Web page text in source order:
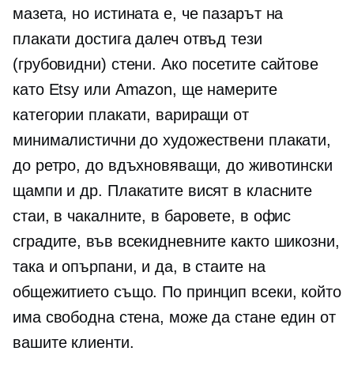
мазета, но истината е, че пазарът на
плакати достига далеч отвъд тези
(грубовидни) стени. Ако посетите сайтове
като Etsy или Amazon, ще намерите
категории плакати, вариращи от
минималистични до художествени плакати,
до ретро, ​​до вдъхновяващи, до животински
щампи и др. Плакатите висят в класните
стаи, в чакалните, в баровете, в офис
сградите, във всекидневните както шикозни,
така и опърпани, и да, в стаите на
общежитието също. По принцип всеки, който
има свободна стена, може да стане един от
вашите клиенти.